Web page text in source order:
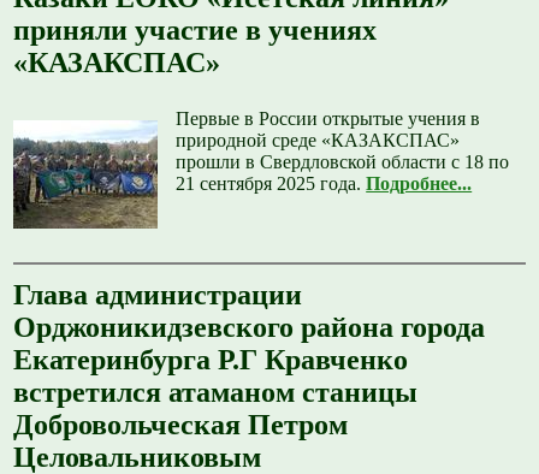
приняли участие в учениях
«КАЗАКСПАС»
Первые в России открытые учения в
природной среде «КАЗАКСПАС»
прошли в Свердловской области с 18 по
21 сентября 2025 года.Подробнее...
Глава администрации
Орджоникидзевского района города
Екатеринбурга Р.Г Кравченко
встретился атаманом станицы
Добровольческая Петром
Целовальниковым